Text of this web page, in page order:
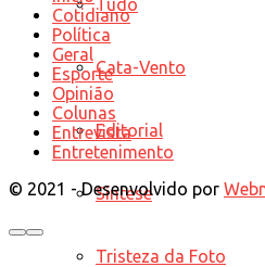
Tudo
Cata-Vento
Editorial
Síntese
Tristeza da Foto
Cotidiano
Política
Geral
Esporte
Opinião
Colunas
Entrevista
Entretenimento
© 2021 - Desenvolvido por